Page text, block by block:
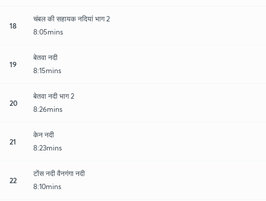
18
चंबल की सहायक नदियां भाग 2
8:05mins
19
बेतवा नदी
8:15mins
20
बेतवा नदी भाग 2
8:26mins
21
केन नदी
8:23mins
22
टोंस नदी वैनगंगा नदी
8:10mins